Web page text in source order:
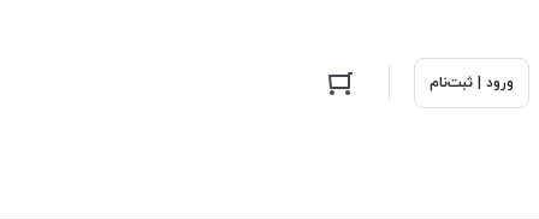
ورود | ثبت‌نام